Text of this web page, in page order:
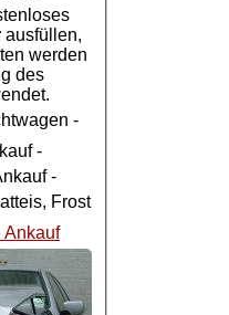
ausfüllen,
werden
des
-
-
Frost
Ankauf